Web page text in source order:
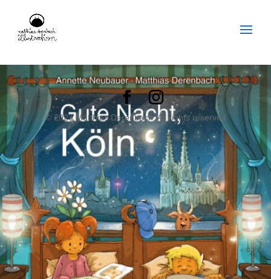
© 2023 Matthias Derenbach. All rights reserved